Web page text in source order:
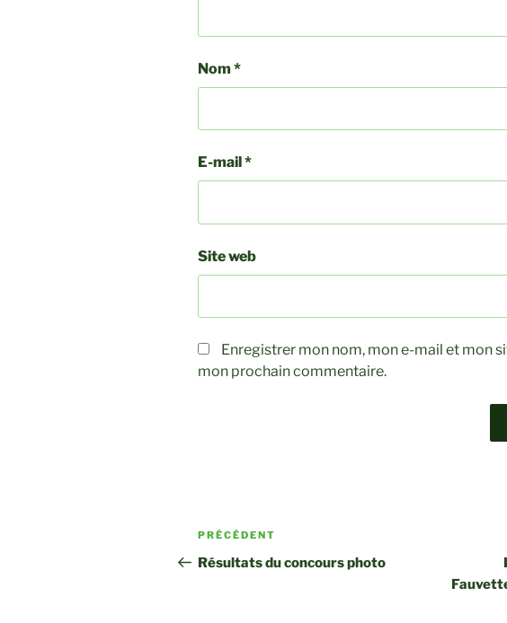
Nom *
E-mail *
Site web
Enregistrer mon nom, mon e-mail et mon
mon prochain commentaire.
Navigation
de
Article
précédent
PRÉCÉDENT
Résultats du concours photo